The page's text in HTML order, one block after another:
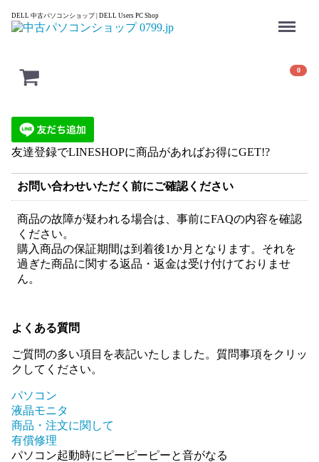
DELL 中古パソコンショップ | DELL Users PC Shop
0
友達登録でLINESHOPに商品があればお得にGET!?
お問い合わせいただく前にご確認ください
商品の故障が疑われる場合は、事前にFAQの内容を確認
ください。
購入商品の保証期間は到着後1か月となります。それを
過ぎた商品に関する返品・返金は受け付けておりませ
ん。
よくある質問
ご質問の多い項目を表記いたしました。質問事項をクリッ
クしてください。
パソコン
液晶モニタ
商品・注文に関して
有償修理
パソコン起動時にピーピーピーと音がなる